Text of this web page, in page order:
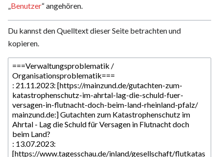
„Benutzer“ angehören.
Du kannst den Quelltext dieser Seite betrachten und
kopieren.